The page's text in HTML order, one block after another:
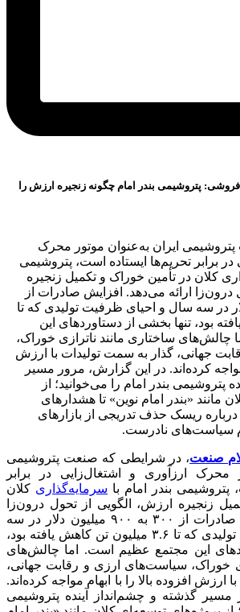
پتروشیمی بندر امام چگونه زنجیره ارزش را
ایران به‌عنوان موتور محرک
در برابر تحریم‌ها ایستاده است، پتروشیمی
کلان در تأمین خوراک و تکمیل زنجیره
درون‌زا ارائه می‌دهد. افزایش صادرات از
دلار در سه سال و احیای ظرفیت تولیدی که تا
بود، تنها بخشی از دستاوردهای این
ساختاری مانند ناترازی خوراک،
جهانی، گذار به سمت تولیدات با ارزش
مواجه کرده‌اند. در این گزارش، مرور مسیر
پتروشیمی بندر امام را می‌خوانید؛ از
مانند «بندر امام نوین» تا هشدارهای
ریسک حذف تدریجی از بازارهای
سیاست‌های نادرست.
صنعت، در شرایطی که صنعت پتروشیمی
محرک ارزآوری و اشتغال‌زایی در برابر
پتروشیمی بندر امام با سرمایه‌گذاری کلان
زنجیره ارزش، الگویی از تحول درون‌زا
ارائه می‌دهد. افزایش صادرات از ۳۰۰ به ۹۰۰ میلیون دلار در سه
سال و احیای ظرفیت تولیدی که تا ۳.۶ میلیون تن کاهش یافته بود،
این مجتمع عظیم است. اما چالش‌های
خوراک، سیاست‌های ارزی و رقابت جهانی،
ارزش افزوده بالا را با ابهام مواجه کرده‌اند.
گذشته و چشم‌انداز آینده پتروشیمی